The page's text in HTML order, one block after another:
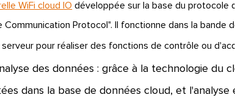
WiFi cloud IO développée sur la base du protocole
Protocol".
Il fonctionne dans la
serveur pour réaliser des fonctions de contrôle ou
des données : grâce à la technologie du
dans la base de données cloud, et